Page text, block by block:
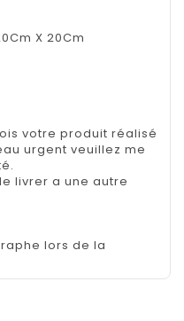
X 20Cm
votre produit réalisé
urgent veuillez me
livrer a une autre
lors de la